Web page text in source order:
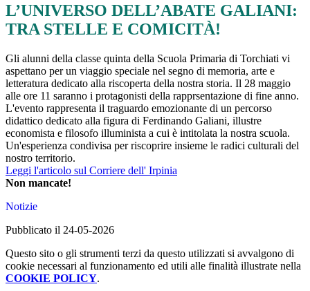
L’UNIVERSO DELL’ABATE GALIANI:
TRA STELLE E COMICITÀ!
Gli alunni della classe quinta della Scuola Primaria di Torchiati vi
aspettano per un viaggio speciale nel segno di memoria, arte e
letteratura dedicato alla riscoperta della nostra storia. Il 28 maggio
alle ore 11 saranno i protagonisti della rapprsentazione di fine anno.
L'evento rappresenta il traguardo emozionante di un percorso
didattico dedicato alla figura di Ferdinando Galiani, illustre
economista e filosofo illuminista a cui è intitolata la nostra scuola.
Un'esperienza condivisa per riscoprire insieme le radici culturali del
nostro territorio.
Leggi l'articolo sul Corriere dell' Irpinia
Non mancate!
Notizie
Pubblicato il 24-05-2026
Questo sito o gli strumenti terzi da questo utilizzati si avvalgono di
cookie necessari al funzionamento ed utili alle finalità illustrate nella
COOKIE POLICY.